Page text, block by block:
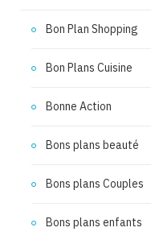
Bon Plan Shopping
Bon Plans Cuisine
Bonne Action
Bons plans beauté
Bons plans Couples
Bons plans enfants